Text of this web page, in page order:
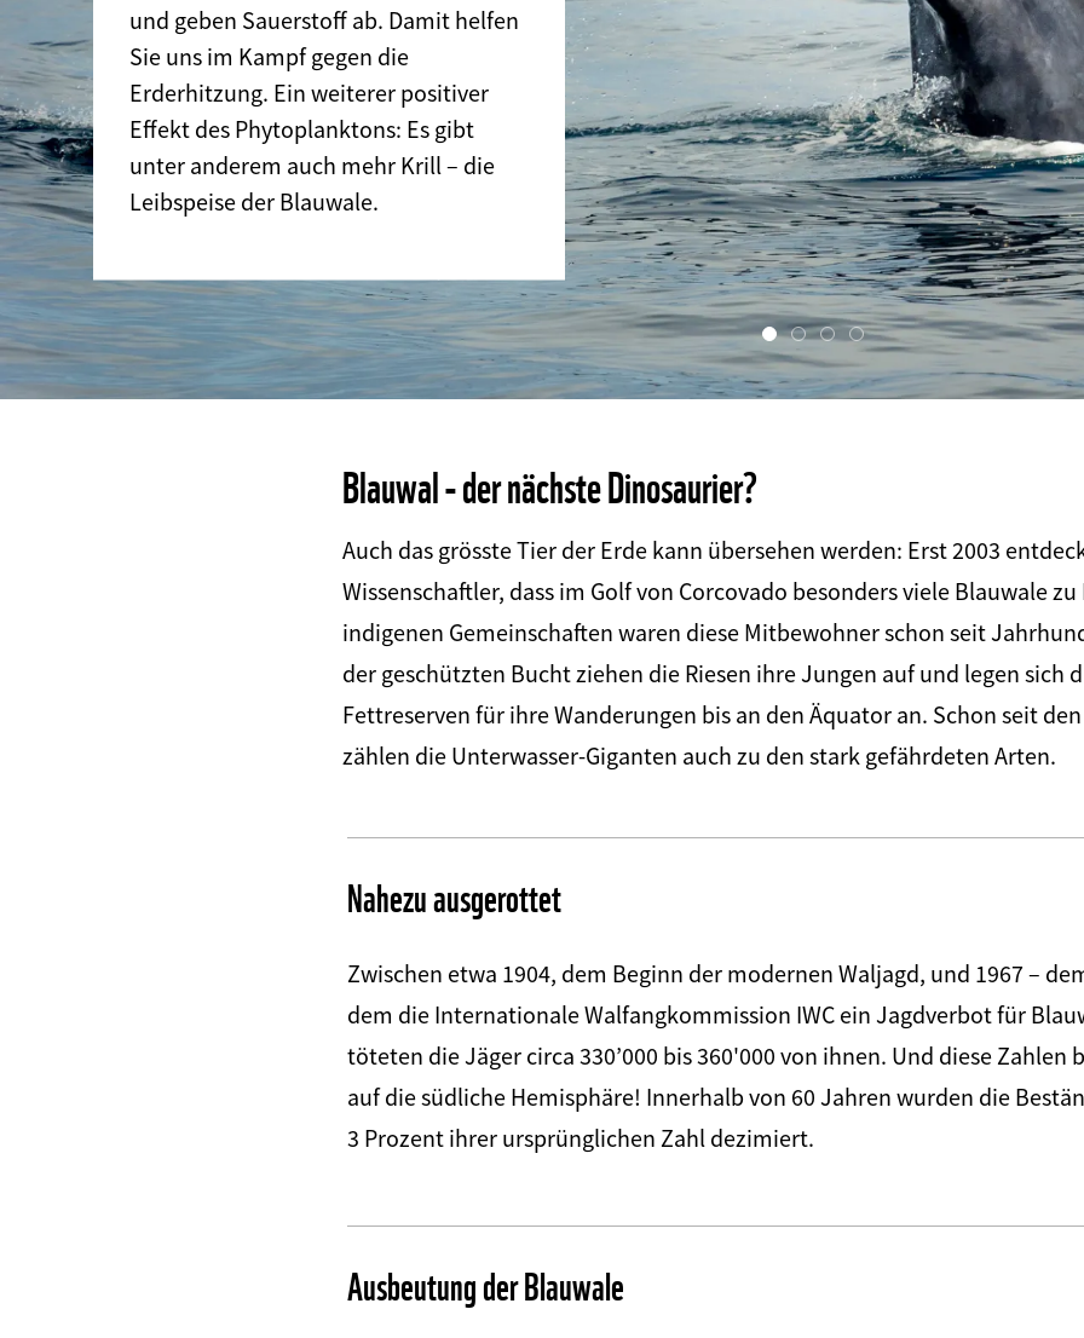
und geben Sauerstoff ab. Damit helfen
Sie uns im Kampf gegen die
Erderhitzung. Ein weiterer positiver
Effekt des Phytoplanktons: Es gibt
unter anderem auch mehr Krill – die
Leibspeise der Blauwale.
Blauwal - der nächste Dinosaurier?
Auch das grösste Tier der Erde kann übersehen werden: Erst 2003
Wissenschaftler, dass im Golf von Corcovado besonders viele Blauwale zu
indigenen Gemeinschaften waren diese Mitbewohner schon seit
der geschützten Bucht ziehen die Riesen ihre Jungen auf und legen sich
Fettreserven für ihre Wanderungen bis an den Äquator an. Schon seit
zählen die Unterwasser-Giganten auch zu den stark gefährdeten Arten.
Nahezu ausgerottet
Zwischen etwa 1904, dem Beginn der modernen Waljagd, und 1967 –
dem die Internationale Walfangkommission IWC ein Jagdverbot für
töteten die Jäger circa 330’000 bis 360'000 von ihnen. Und diese Zahlen
auf die südliche Hemisphäre! Innerhalb von 60 Jahren wurden die
3 Prozent ihrer ursprünglichen Zahl dezimiert.
Ausbeutung der Blauwale